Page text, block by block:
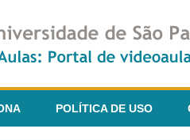
POLÍTICA DE USO